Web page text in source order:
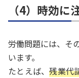
（4）時効に
労働問題には、そ
います。
たとえば、残業代